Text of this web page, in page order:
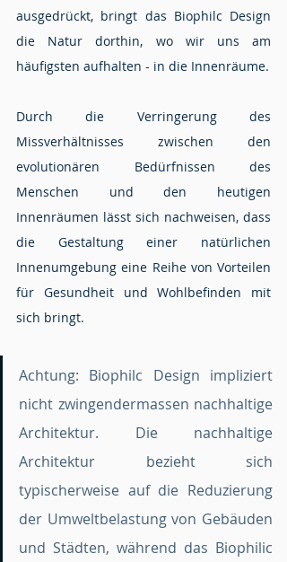
ausgedrückt, bringt das Biophilc Design
die Natur dorthin, wo wir uns am
Durch die Verringerung des
Missverhältnisses zwischen den
evolutionären Bedürfnissen des
Menschen und den heutigen
Innenräumen lässt sich nachweisen, dass
die Gestaltung einer natürlichen
Innenumgebung eine Reihe von Vorteilen
für Gesundheit und Wohlbefinden mit
sich bringt.
Achtung: Biophilc Design impliziert
nicht zwingendermassen nachhaltige
Architektur. Die nachhaltige
Architektur bezieht sich
typischerweise auf die Reduzierung
der Umweltbelastung von Gebäuden
und Städten, während das Biophilic